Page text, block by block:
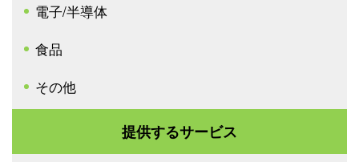
電子/半導体
食品
その他
提供するサービス